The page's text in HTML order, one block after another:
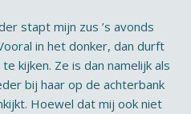
stapt mijn zus ’s avonds
in het donker, dan durft
kijken. Ze is dan namelijk als
bij haar op de achterbank
Hoewel dat mij ook niet